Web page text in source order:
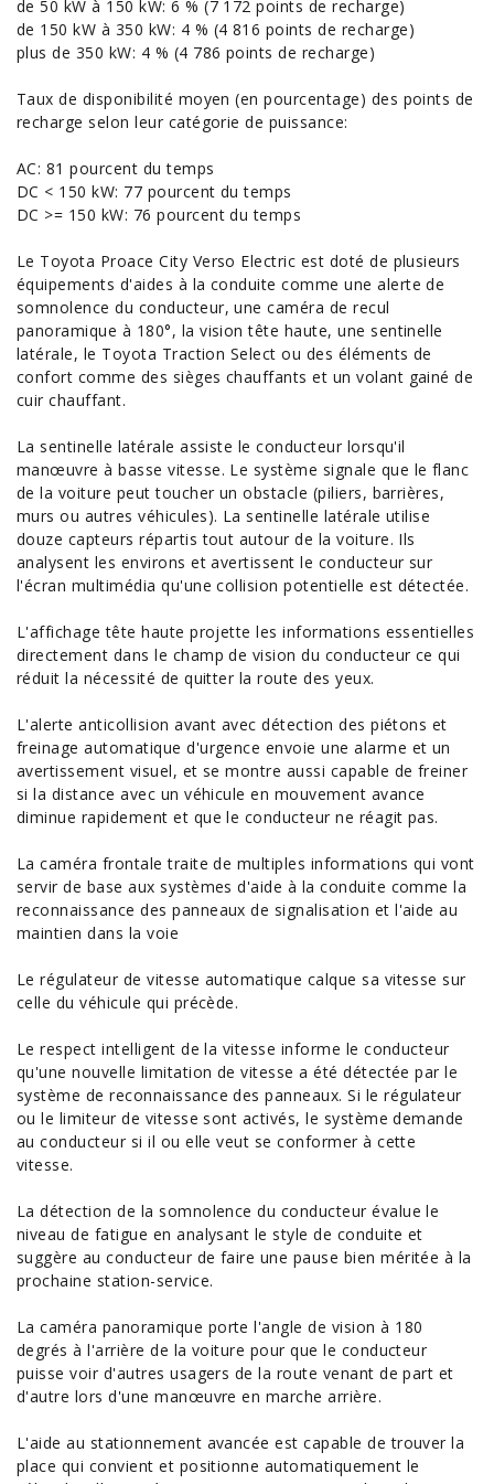
de 50 kW à 150 kW: 6 % (7 172 points de recharge)
de 150 kW à 350 kW: 4 % (4 816 points de recharge)
plus de 350 kW: 4 % (4 786 points de recharge)
Taux de disponibilité moyen (en pourcentage) des points de
recharge selon leur catégorie de puissance:
AC: 81 pourcent du temps
DC < 150 kW: 77 pourcent du temps
DC >= 150 kW: 76 pourcent du temps
Le Toyota Proace City Verso Electric est doté de plusieurs
équipements d'aides à la conduite comme une alerte de
somnolence du conducteur, une caméra de recul
panoramique à 180°, lavision tête haute, une sentinelle
latérale, le Toyota Traction Select ou des éléments de
confort comme des sièges chauffants et un volant gainé de
cuir chauffant.
La sentinelle latérale assiste le conducteur lorsqu'il
manœuvre à basse vitesse. Le système signale que le flanc
de la voiture peut toucher un obstacle (piliers, barrières,
murs ou autres véhicules). La sentinelle latérale utilise
douze capteurs répartis tout autour de la voiture. Ils
analysent les environs et avertissent le conducteur sur
l'écran multimédia qu'une collision potentielle est détectée.
L'affichage tête haute projette les informations essentielles
directement dans le champ de vision du conducteur ce qui
réduit la nécessité de quitter la route des yeux.
L'alerte anticollision avant avec détection des piétons et
freinage automatique d'urgence envoie une alarme et un
avertissement visuel, et se montre aussi capable de freiner
si la distance avec un véhicule en mouvement avance
diminue rapidement et que le conducteur ne réagit pas.
La caméra frontale traite de multiples informations qui vont
servir de base aux systèmes d'aide à la conduite comme la
reconnaissance des panneaux de signalisation et l'aide au
maintien dans la voie
Le régulateur de vitesse automatique calque sa vitesse sur
celle du véhicule qui précède.
Le respect intelligent de la vitesse informe le conducteur
qu'une nouvelle limitation de vitesse a été détectée par le
système de reconnaissance des panneaux. Si le régulateur
ou le limiteur de vitesse sont activés, le système demande
au conducteur si il ou elle veut se conformer à cette
vitesse.
La détection de la somnolence du conducteur évalue le
niveau de fatigue en analysant le style de conduite et
suggère au conducteur de faire une pause bien méritée à la
prochaine station-service.
La caméra panoramique porte l'angle de vision à 180
degrés à l'arrière de la voiture pour que le conducteur
puisse voir d'autres usagers de la route venant de part et
d'autre lors d'une manœuvre en marche arrière.
L'aide au stationnement avancée est capable de trouver la
place qui convient et positionne automatiquement le